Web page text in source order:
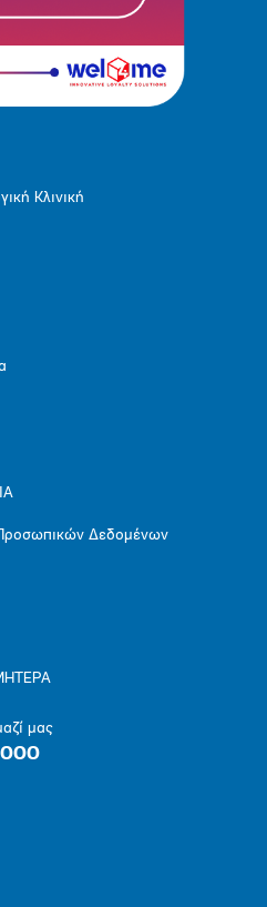
Κλινική
Δεδομένων
μας